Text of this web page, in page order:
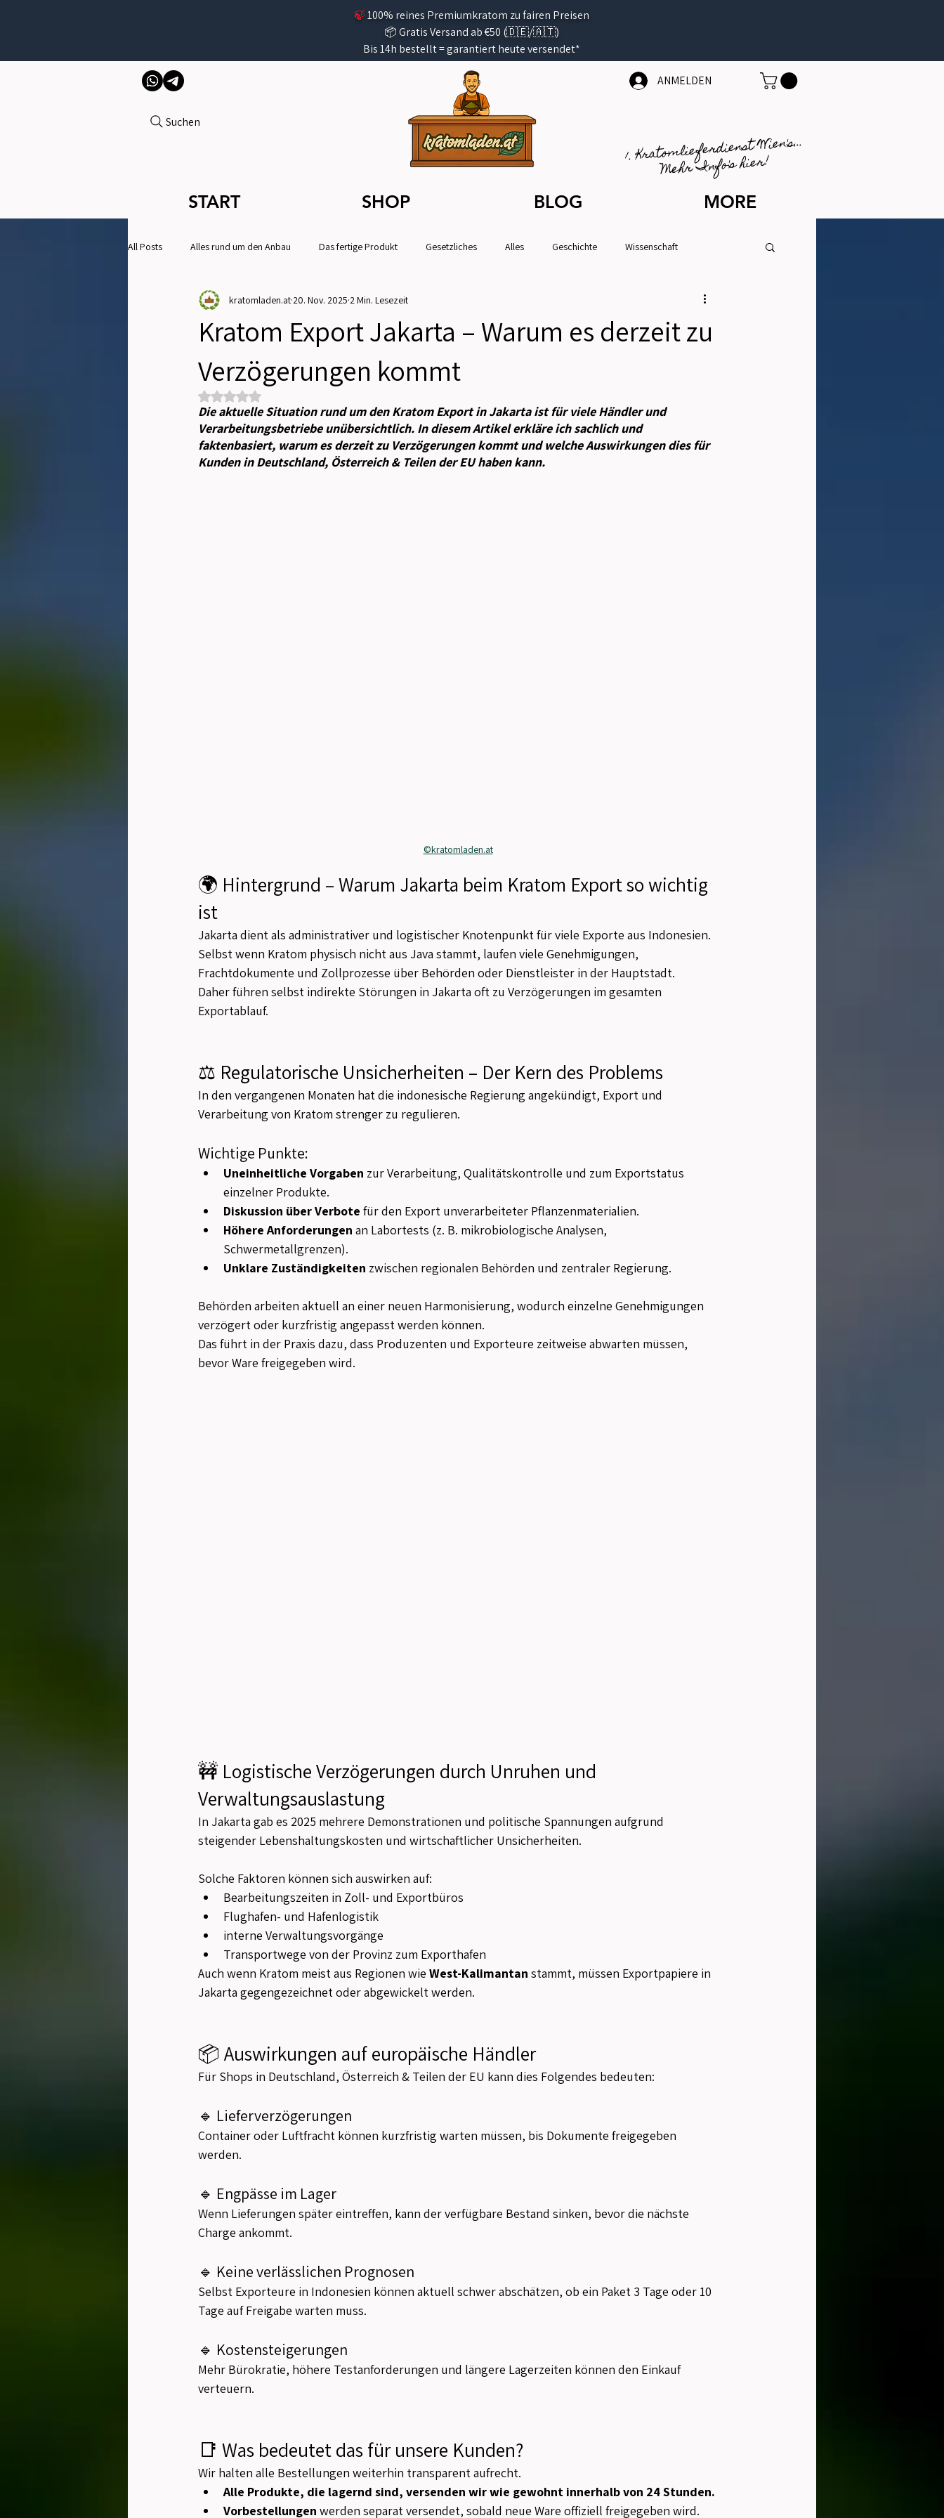
🍃100% reines Premiumkratom zu fairen Preisen
📦 Gratis Versand ab €50 (🇩🇪/🇦🇹)
Bis 14h bestellt =garantiertheute versendet*
Suchen
ANMELDEN
1. Kratomlieferdienst Wien's...
Mehr Info's hier!
START SHOP BLOG MORE
All Posts Alles rund um den Anbau Das fertige Produkt Gesetzliches Alles Geschichte Wissenschaft
Gesundheit
Kratom Export Jakarta – Warum es derzeit zu
Verzögerungen kommt
kratomladen.at 20. Nov. 2025 2 Min. Lesezeit
Mit NaN von 5 Sternen bewertet.
Die aktuelle Situation rund um den Kratom Export in Jakarta ist für viele Händler und
Verarbeitungsbetriebe unübersichtlich. In diesem Artikel erkläre ich sachlich und
faktenbasiert, warum es derzeit zu Verzögerungen kommt und welche Auswirkungen dies für
Kunden in Deutschland, Österreich & Teilen der EU haben kann.
©kratomladen.at
🌍 Hintergrund – Warum Jakarta beim Kratom Export so wichtig
ist
Jakarta dient als administrativer und logistischer Knotenpunkt für viele Exporte aus Indonesien.
Selbst wenn Kratom physisch nicht aus Java stammt, laufen viele Genehmigungen,
Frachtdokumente und Zollprozesse über Behörden oder Dienstleister in der Hauptstadt.
Daher führen selbst indirekte Störungen in Jakarta oft zu Verzögerungen im gesamten
Exportablauf.
⚖️ Regulatorische Unsicherheiten – Der Kern des Problems
In den vergangenen Monaten hat die indonesische Regierung angekündigt, Export und
Verarbeitung von Kratom strenger zu regulieren.
Wichtige Punkte:
Uneinheitliche Vorgaben zur Verarbeitung, Qualitätskontrolle und zum Exportstatus
einzelner Produkte.
Diskussion über Verbote für den Export unverarbeiteter Pflanzenmaterialien.
Höhere Anforderungen an Labortests (z. B. mikrobiologische Analysen,
Schwermetallgrenzen).
Unklare Zuständigkeiten zwischen regionalen Behörden und zentraler Regierung.
Behörden arbeiten aktuell an einer neuen Harmonisierung, wodurch einzelne Genehmigungen
verzögert oder kurzfristig angepasst werden können.
Das führt in der Praxis dazu, dass Produzenten und Exporteure zeitweise abwarten müssen,
bevor Ware freigegeben wird.
🚧 Logistische Verzögerungen durch Unruhen und
Verwaltungsauslastung
In Jakarta gab es 2025 mehrere Demonstrationen und politische Spannungen aufgrund
steigender Lebenshaltungskosten und wirtschaftlicher Unsicherheiten.
Solche Faktoren können sich auswirken auf:
Bearbeitungszeiten in Zoll- und Exportbüros
Flughafen- und Hafenlogistik
interne Verwaltungsvorgänge
Transportwege von der Provinz zum Exporthafen
Auch wenn Kratom meist aus Regionen wie West-Kalimantan stammt, müssen Exportpapiere in
Jakarta gegengezeichnet oder abgewickelt werden.
📦 Auswirkungen auf europäische Händler
Für Shops in Deutschland, Österreich & Teilen der EU kann dies Folgendes bedeuten:
🔹 Lieferverzögerungen
Container oder Luftfracht können kurzfristig warten müssen, bis Dokumente freigegeben
werden.
🔹 Engpässe im Lager
Wenn Lieferungen später eintreffen, kann der verfügbare Bestand sinken, bevor die nächste
Charge ankommt.
🔹 Keine verlässlichen Prognosen
Selbst Exporteure in Indonesien können aktuell schwer abschätzen, ob ein Paket 3 Tage oder 10
Tage auf Freigabe warten muss.
🔹 Kostensteigerungen
Mehr Bürokratie, höhere Testanforderungen und längere Lagerzeiten können den Einkauf
verteuern.
📑 Was bedeutet das für unsere Kunden?
Wir halten alle Bestellungen weiterhin transparent aufrecht.
Alle Produkte, die lagernd sind, versenden wir wie gewohnt innerhalb von 24 Stunden.
Vorbestellungen werden separat versendet, sobald neue Ware offiziell freigegeben wird.